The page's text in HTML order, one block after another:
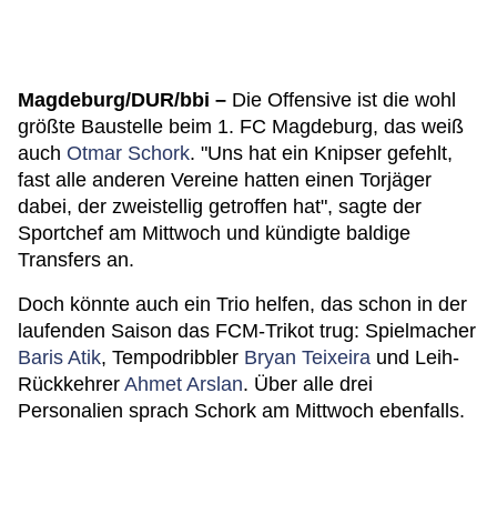
Magdeburg/DUR/bbi – Die Offensive ist die wohl
größte Baustelle beim 1. FC Magdeburg, das weiß
auch Otmar Schork. "Uns hat ein Knipser gefehlt,
fast alle anderen Vereine hatten einen Torjäger
dabei, der zweistellig getroffen hat", sagte der
Sportchef am Mittwoch und kündigte baldige
Transfers an.
Doch könnte auch ein Trio helfen, das schon in der
laufenden Saison das FCM-Trikot trug: Spielmacher
Baris Atik, Tempodribbler Bryan Teixeira und Leih-
Rückkehrer Ahmet Arslan. Über alle drei
Personalien sprach Schork am Mittwoch ebenfalls.